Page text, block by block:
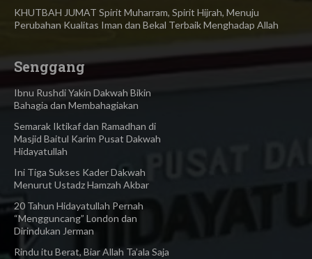
KHUTBAH JUMAT Spirit Muharram, Spirit Hijrah, Menuju
Perubahan Kualitas Iman dan Bekal Terbaik Menghadap Allah
Senggang
Ibnu Rushdi Yakin Dakwah Bikin
Bahagia dan Membahagiakan
Semarak Iktikaf dan Ramadhan di
Masjid Baitul Karim Pusat Dakwah
Hidayatullah
Ini Tiga Sukses Kader Dakwah
Menurut Ustadz Hamzah Akbar
20 Tahun Hidayatullah Pernah
“Mengguncang” London dan
Dirindukan Jerman
Rindu itu Berat, Biar Allah Ta’ala Saja